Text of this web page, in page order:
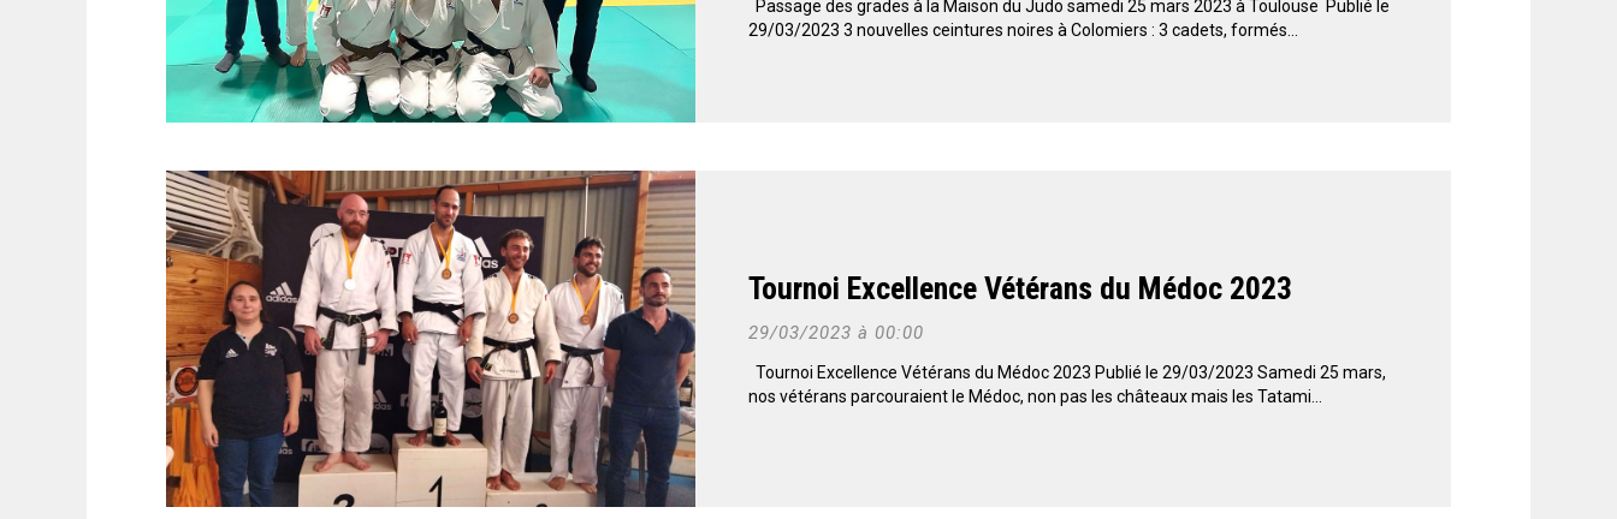
Passage des grades à la Maison du Judo samedi 25 mars 2023 à Toulouse Publié le
29/03/2023 3 nouvelles ceintures noires à Colomiers : 3 cadets, formés...
Tournoi Excellence Vétérans du Médoc 2023
29/03/2023 à 00:00
Tournoi Excellence Vétérans du Médoc 2023 Publié le 29/03/2023 Samedi 25 mars,
nos vétérans parcouraient le Médoc, non pas les châteaux mais les Tatami...